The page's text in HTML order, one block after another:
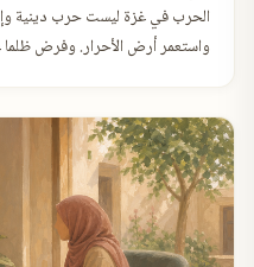
الحرب في غزة ليست حرب دينية
واستعمر أرض الأحرار. وفرض